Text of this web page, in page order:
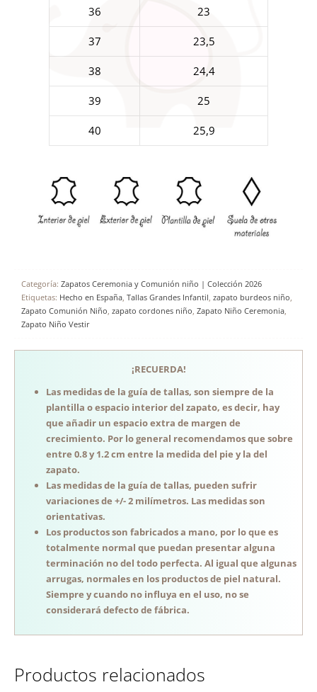
36 23
37 23,5
38 24,4
39 25
40 25,9
Categoría: Zapatos Ceremonia y Comunión niño | Colección 2026
Etiquetas: Hecho en España Tallas Grandes Infantil zapato burdeos niño
Zapato Comunión Niño zapato cordones niño Zapato Niño Ceremonia
Zapato Niño Vestir
¡RECUERDA!
Las medidas de la guía de tallas, son siempre de la
plantilla o espacio interior del zapato, es decir, hay
que añadir un espacio extra de margen de
crecimiento. Por lo general recomendamos que sobre
entre 0.8 y 1.2 cm entre la medida del pie y la del
zapato.
Las medidas de la guía de tallas, pueden sufrir
variaciones de +/- 2 milímetros. Las medidas son
orientativas.
Los productos son fabricados a mano, por lo que es
totalmente normal que puedan presentar alguna
terminación no del todo perfecta. Al igual que algunas
arrugas, normales en los productos de piel natural.
Siempre y cuando no influya en el uso, no se
considerará defecto de fábrica.
Productos relacionados